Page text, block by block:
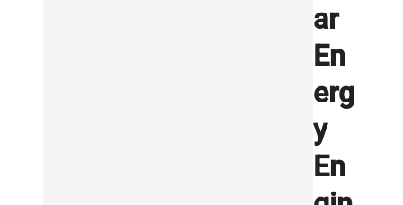
ar
En
erg
y
En